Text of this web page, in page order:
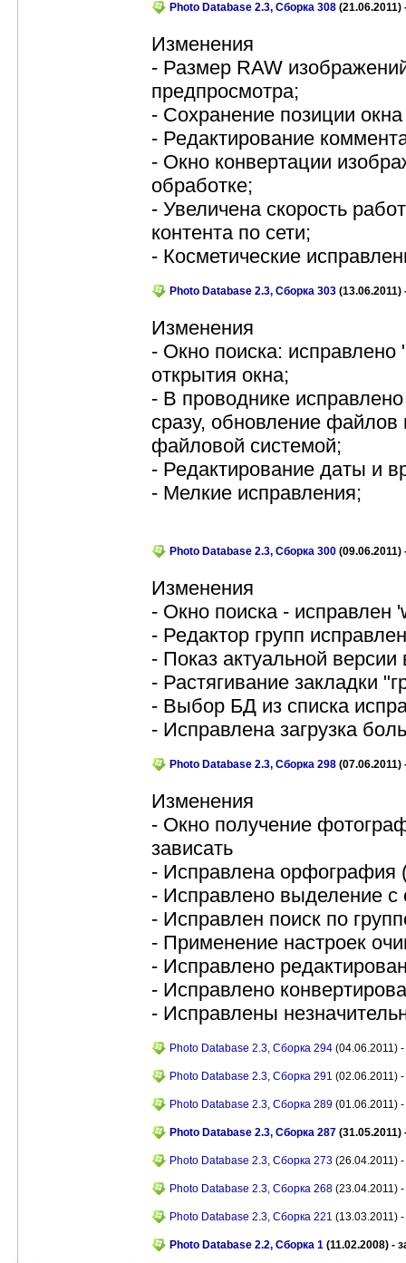
Photo Database 2.3, Сборка 308 (21.06.2011)
Изменения
- Размер RAW
предпросмотра;
- Сохранение позиции
- Редактирование
- Окно конвертации
обработке;
- Увеличена скорость
контента по сети;
- Косметические
Photo Database 2.3, Сборка 303 (13.06.2011)
Изменения
- Окно поиска:
открытия окна;
- В проводнике
сразу, обновление
файловой системой;
- Редактирование даты и
- Мелкие исправления;
Photo Database 2.3, Сборка 300 (09.06.2011)
Изменения
- Окно поиска - исправлен
- Редактор групп
- Показ актуальной
- Растягивание закладки
- Выбор БД из списка
- Исправлена загрузка
Photo Database 2.3, Сборка 298 (07.06.2011)
Изменения
- Окно получение
зависать
- Исправлена орфография
- Исправлено выделение с
- Исправлен поиск по
- Применение настроек
- Исправлено
- Исправлено
- Исправлены
Photo Database 2.3, Сборка 294 (04.06.2011) -
Photo Database 2.3, Сборка 291 (02.06.2011) -
Photo Database 2.3, Сборка 289 (01.06.2011) -
Photo Database 2.3, Сборка 287 (31.05.2011)
Photo Database 2.3, Сборка 273 (26.04.2011) -
Photo Database 2.3, Сборка 268 (23.04.2011) -
Photo Database 2.3, Сборка 221 (13.03.2011) -
Photo Database 2.2, Сборка 1 (11.02.2008) -